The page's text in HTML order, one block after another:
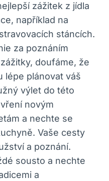
zážitek z jídla
například na
stáncích.
za poznáním
doufáme, že
lépe plánovat váš
výlet do této
novým
a nechte se
Vaše cesty
a poznání.
sousto a nechte
a